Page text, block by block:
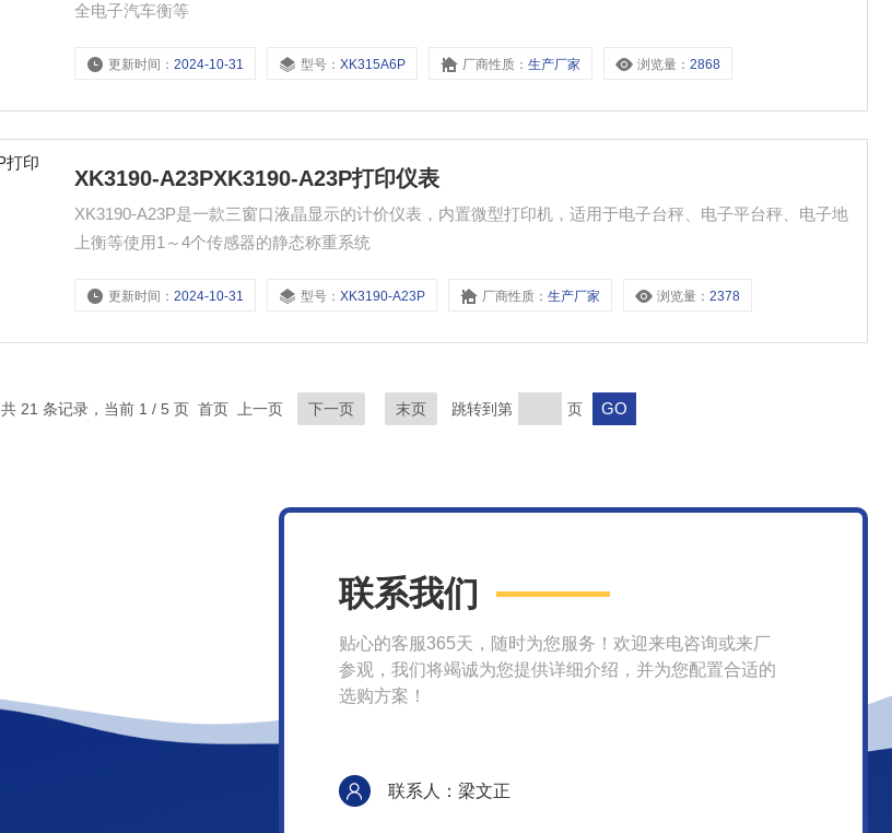
全电子汽车衡等
更新时间：2024-10-31 型号：XK315A6P 厂商性质：生产厂家 浏览量：2868
XK3190-A23PXK3190-A23P打印仪表
XK3190-A23P是一款三窗口液晶显示的计价仪表，内置微型打印机，适用于电子台秤、电子平台秤、电子地
上衡等使用1～4个传感器的静态称重系统
更新时间：2024-10-31 型号：XK3190-A23P 厂商性质：生产厂家 浏览量：2378
共 21 条记录，当前 1 / 5 页 首页 上一页 下一页 末页 跳转到第 页
联系我们
贴心的客服365天，随时为您服务！欢迎来电咨询或来厂
参观，我们将竭诚为您提供详细介绍，并为您配置合适的
选购方案！
联系人：梁文正